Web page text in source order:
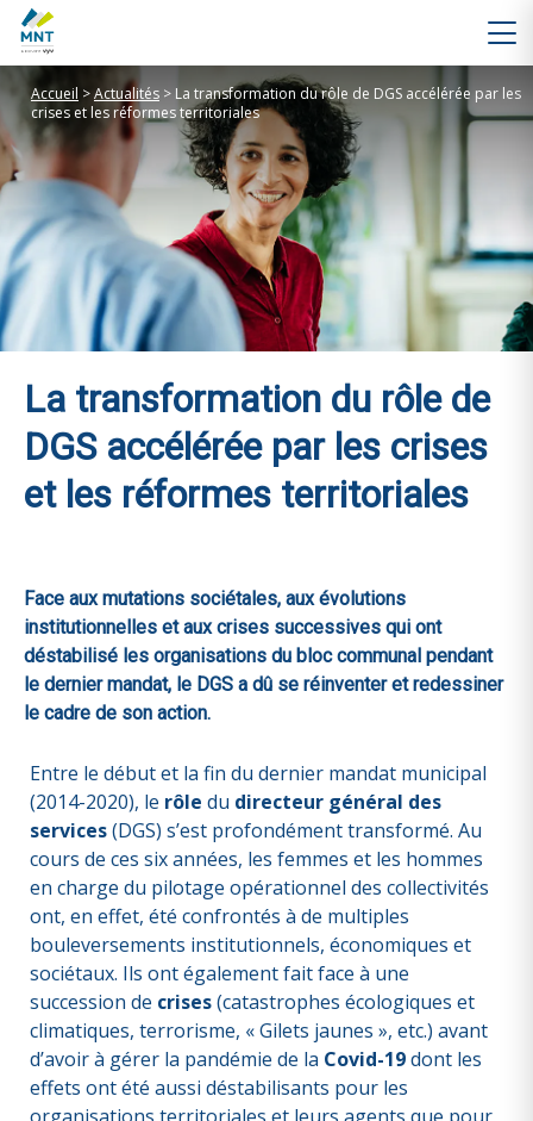
Accueil >Actualités >La transformation du rôle de DGS accélérée par les
crises et les réformes territoriales
La transformation du rôle de
DGS accélérée par les crises
et les réformes territoriales
Face aux mutations sociétales, aux évolutions
institutionnelles et aux crises successives qui ont
déstabilisé les organisations du bloc communal pendant
le dernier mandat, le DGS a dû se réinventer et redessiner
le cadre de son action.
Entre le début et la fin du dernier mandat municipal
(2014-2020), le rôle du directeur général des
services(DGS) s’est profondément transformé. Au
cours de ces six années, les femmes et les hommes
en charge du pilotage opérationnel des collectivités
ont, en effet, été confrontés à de multiples
bouleversements institutionnels, économiques et
sociétaux. Ils ont également fait face à une
succession de crises(catastrophes écologiques et
climatiques, terrorisme, « Gilets jaunes », etc.) avant
d’avoir à gérer la pandémie de la Covid-19dont les
effets ont été aussi déstabilisants pour les